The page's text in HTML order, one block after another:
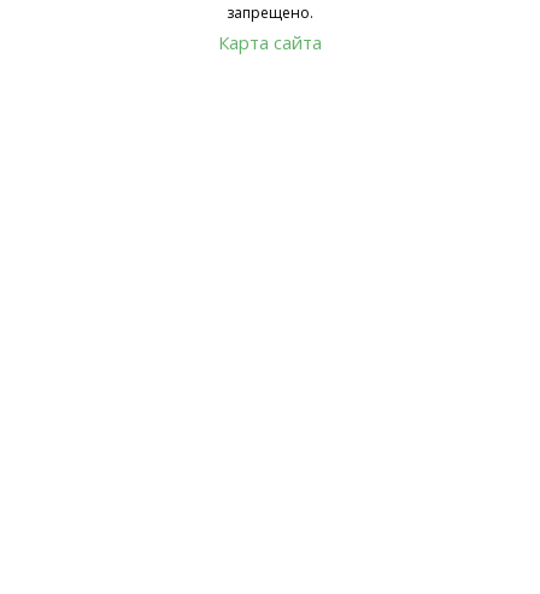
запрещено.
Карта сайта